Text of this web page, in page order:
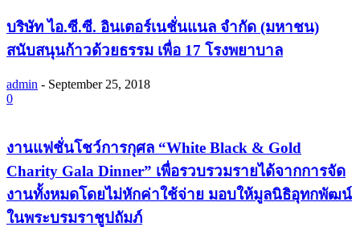
บริษัท ไอ.ซี.ซี. อินเตอร์เนชั่นแนล จำกัด (มหาชน)
สนับสนุนก้าวด้วยธรรม เพื่อ 17 โรงพยาบาล
admin - September 25, 2018
0
งานแฟชั่นโชว์การกุศล “White Black & Gold
Charity Gala Dinner” เพื่อรวบรวมรายได้จากการจัด
งานทั้งหมดโดยไม่หักค่าใช้จ่าย มอบให้มูลนิธิอุทกพัฒน์
ในพระบรมราชูปถัมภ์